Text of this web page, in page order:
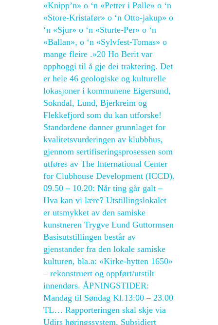
«Knipp’n» o ‘n «Petter i Pølle» o ‘n
«Store-Kristafør» o ‘n Otto-jakup» o
‘n «Sjur» o ‘n «Sturte-Per» o ‘n
«Ballan», o ‘n «Sylvfest-Tomas» o
mange fleire .»20 Ho Berit var
opphoggi til å gje dei traktering. Det
er hele 46 geologiske og kulturelle
lokasjoner i kommunene Eigersund,
Sokndal, Lund, Bjerkreim og
Flekkefjord som du kan utforske!
Standardene danner grunnlaget for
kvalitetsvurderingen av klubbhus,
gjennom sertifiseringsprosessen som
utføres av The International Center
for Clubhouse Development (ICCD).
09.50 – 10.20: Når ting går galt –
Hva kan vi lære? Utstillingslokalet
er utsmykket av den samiske
kunstneren Trygve Lund Guttormsen
Basisutstillingen består av
gjenstander fra den lokale samiske
kulturen, bla.a: «Kirke-hytten 1650»
– rekonstruert og oppført/utstilt
innendørs. ÅPNINGSTIDER:
Mandag til Søndag Kl.13:00 – 23.00
TL… Rapporteringen skal skje via
Udirs høringssystem. Subsidiert